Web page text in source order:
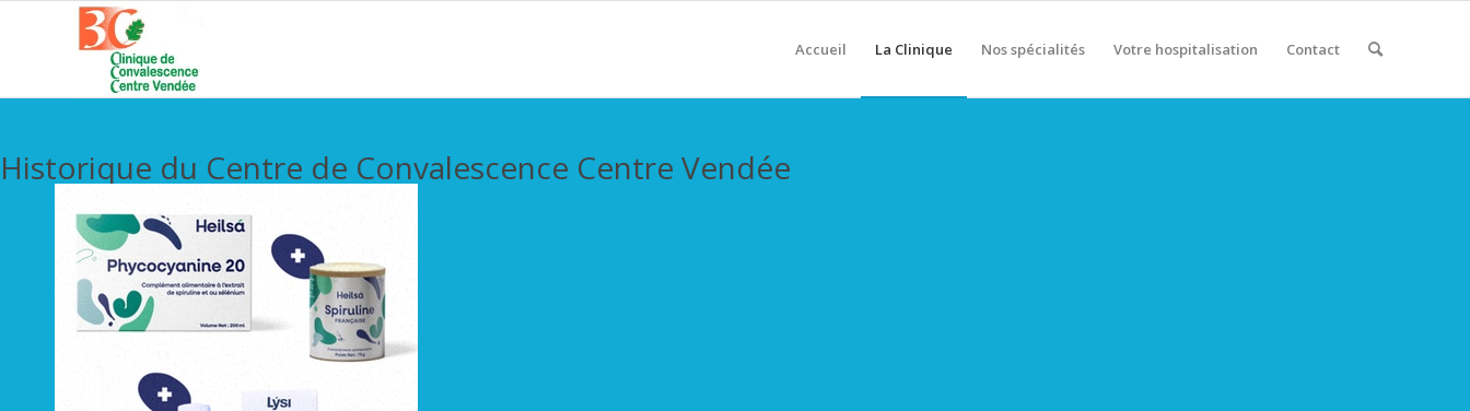
Accueil La Clinique Nos spécialités Votre hospitalisation Contact
Historique du Centre de Convalescence Centre Vendée